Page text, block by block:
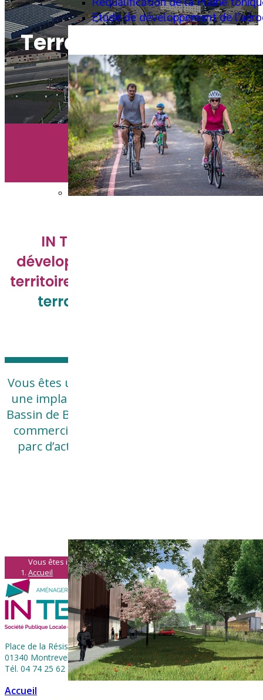
Etude de développement de
Terrains disponibles
IN TERRA accompagne le
développement économique du
territoire,
terrains
Vous êtes une entreprise et vous recherchez
une implantation sur le territoire du Grand
Bassin de Bourg-en-Bresse ? La SPL IN TERRA
commercialise des terrains viabilisés sur le
parc d’activités économiques de CADRAN.
Vous êtes ici :
Accueil
Terrains disponibles
Place de la Résistance • BP 69
01340 Montrevel-en-Bresse
Tél. 04 74 25 62 36
Accueil